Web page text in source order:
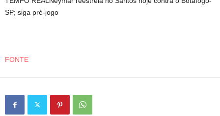
SP; siga pré-jogo
FONTE